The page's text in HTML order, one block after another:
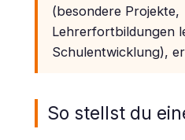
(besondere Projekte,
Lehrerfortbildungen
Schulentwicklung),
So stellst du